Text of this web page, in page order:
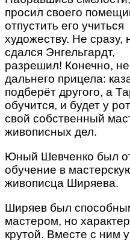
просил своего
отпустить его учиться
художеству. Не сразу,
сдался Энгельгардт,
разрешил! Конечно,
дальнего прицела:
подберёт другого, а
обучится, и будет у
свой собственный
живописных дел.
Юный Шевченко был
обучение в
живописца Ширяева.
Ширяев был
мастером, но
крутой. Вместе с ним